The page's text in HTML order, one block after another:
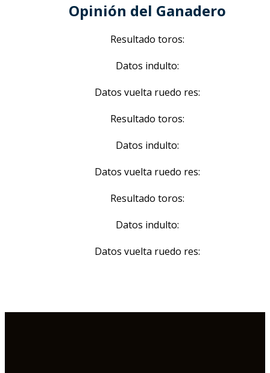
Opinión del Ganadero
Resultado toros:
Datos indulto:
Datos vuelta ruedo res:
Resultado toros:
Datos indulto:
Datos vuelta ruedo res:
Resultado toros:
Datos indulto:
Datos vuelta ruedo res: